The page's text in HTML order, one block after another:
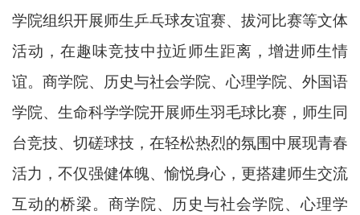
学院组织开展师生乒乓球友谊赛、拔河比赛等文体
活动，在趣味竞技中拉近师生距离，增进师生情
谊。商学院、历史与社会学院、心理学院、外国语
学院、生命科学学院开展师生羽毛球比赛，师生同
台竞技、切磋球技，在轻松热烈的氛围中展现青春
活力，不仅强健体魄、愉悦身心，更搭建师生交流
互动的桥梁。商学院、历史与社会学院、心理学